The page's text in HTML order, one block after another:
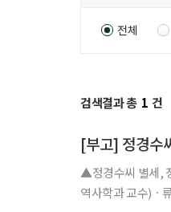
전체
검색결과 총 1 건
[부고] 정경수
▲정경수씨 별세,
역사학과 교수)ㆍ